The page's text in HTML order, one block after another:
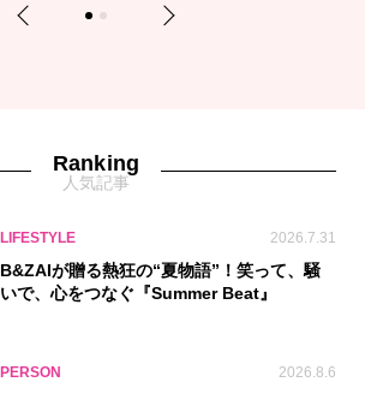
Previous 1 2 Next
Ranking
人気記事
LIFESTYLE 2026.7.31
B&ZAIが贈る熱狂の“夏物語”！笑って、騒
いで、心をつなぐ『Summer Beat』
PERSON 2026.8.6